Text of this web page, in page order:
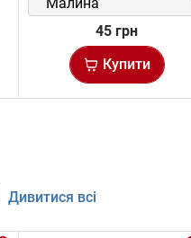
45 грн
Купити
Дивитися всі